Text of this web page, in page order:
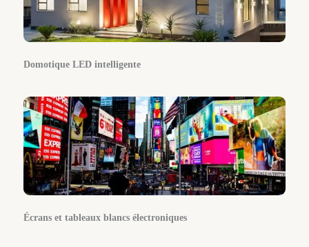
Domotique LED intelligente
Écrans et tableaux blancs électroniques